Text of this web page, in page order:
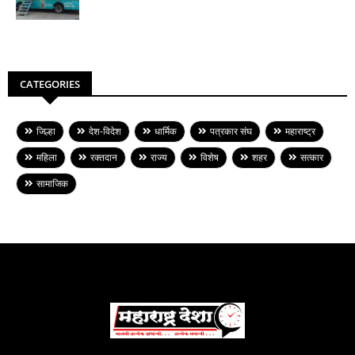
CATEGORIES
जिल्हा देश-विदेश धार्मिक पत्रकार संघ
महाराष्ट्र
महिला
रक्तदान राज्य विशेष शहर
सत्कार
सामाजिक